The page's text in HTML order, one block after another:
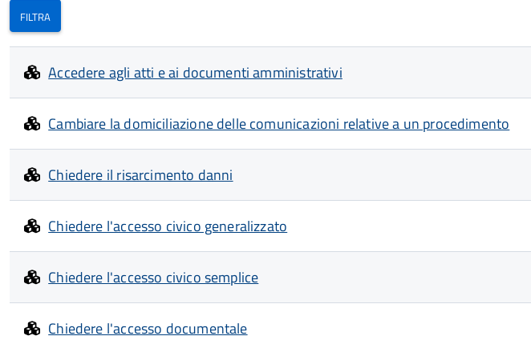
Accedere agli atti e ai documenti amministrativi
Cambiare la domiciliazione delle comunicazioni relative a un procedimento
Chiedere il risarcimento danni
Chiedere l'accesso civico generalizzato
Chiedere l'accesso civico semplice
Chiedere l'accesso documentale